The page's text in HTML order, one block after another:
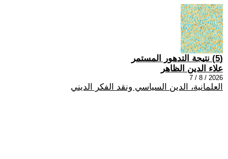
(5) نتيجة التدهور المستمر
علاء الدين الظاهر
2026 / 8 / 7
العلمانية، الدين السياسي ونقد الفكر الديني